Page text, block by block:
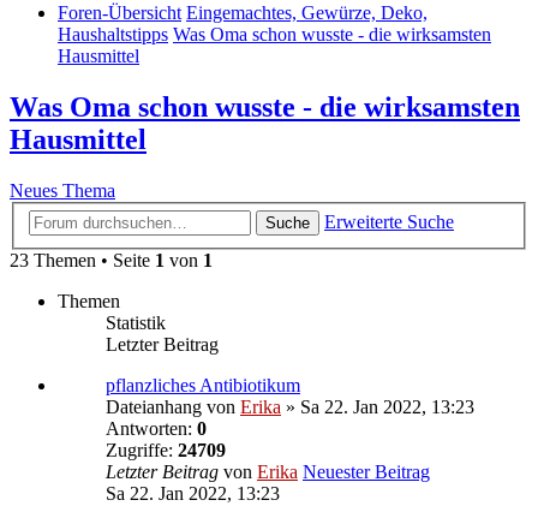
Foren-Übersicht Eingemachtes, Gewürze, Deko,
Haushaltstipps Was Oma schon wusste - die wirksamsten
Hausmittel
Was Oma schon wusste - die wirksamsten
Hausmittel
Neues Thema
Suche
Erweiterte Suche
23 Themen • Seite 1 von 1
Themen
Statistik
Letzter Beitrag
pflanzliches Antibiotikum
Dateianhang von Erika » Sa 22. Jan 2022, 13:23
Antworten: 0
Zugriffe: 24709
Letzter Beitrag von Erika Neuester Beitrag
Sa 22. Jan 2022, 13:23